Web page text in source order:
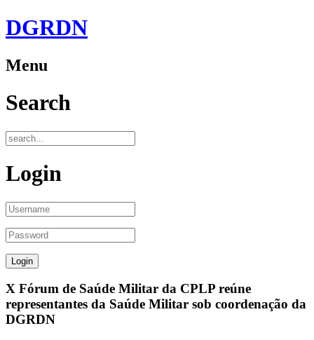
DGRDN
Menu
Search
Login
X Fórum de Saúde Militar da CPLP reúne
representantes da Saúde Militar sob coordenação da
DGRDN